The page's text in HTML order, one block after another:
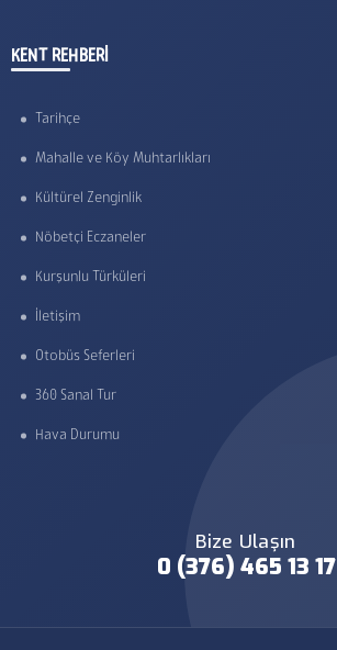
KENT REHBERİ
Tarihçe
Mahalle ve Köy Muhtarlıkları
Kültürel Zenginlik
Nöbetçi Eczaneler
Kurşunlu Türküleri
İletişim
Otobüs Seferleri
360 Sanal Tur
Hava Durumu
Bize Ulaşın
0 (376) 465 13 17